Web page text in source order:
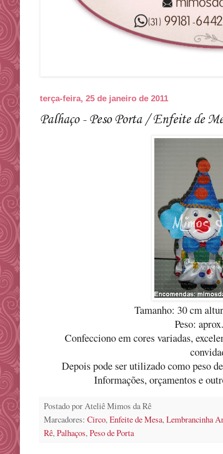
terça-feira, 25 de janeiro de 2011
Palhaço - Peso Porta / Enfeite de
Tamanho: 30 cm
Peso:
Confecciono em cores variadas,
Depois pode ser utilizado como peso
Informações, orçamentos e
Postado porAteliê Mimos da Rê
Marcadores: Circo,Enfeite de Mesa,Lembrancinha
Rê,Palhaços,Peso de Porta